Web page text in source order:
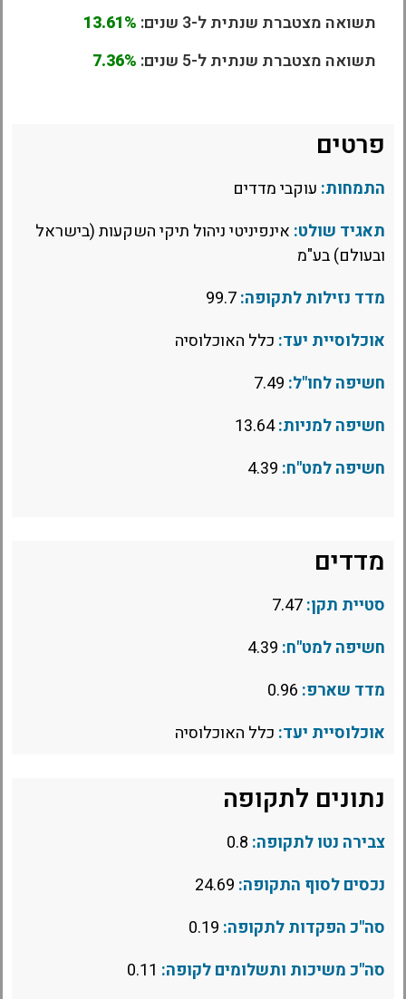
תשואה מצטברת שנתית ל-3 שנים:
13.61%
תשואה מצטברת שנתית ל-5 שנים:
7.36%
פרטים
התמחות: עוקבי מדדים
תאגיד שולט: אינפיניטי ניהול תיקי השקעות (בישראל
ובעולם) בע"מ
מדד נזילות לתקופה:
אוכלוסיית יעד: כלל האוכלוסיה
חשיפה לחו"ל:
חשיפה למניות:13.64
חשיפה למט"ח:
מדדים
סטיית תקן:
חשיפה למט"ח:
מדד שארפ:
אוכלוסיית יעד: כלל האוכלוסיה
נתונים לתקופה
צבירה נטו לתקופה:
נכסים לסוף התקופה:
סה"כ הפקדות לתקופה:
סה"כ משיכות ותשלומים לקופה: